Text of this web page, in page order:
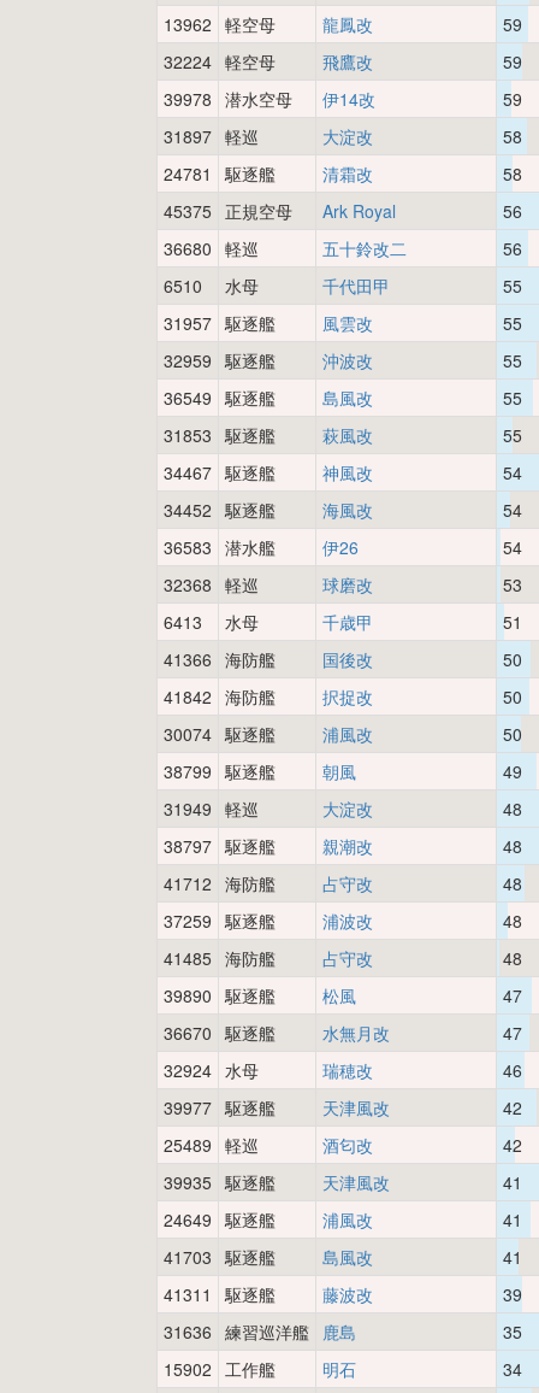
13962 軽空母 龍鳳改
59
32224 軽空母 飛鷹改
59
39978 潜水空母 伊14改
59
31897 軽巡 大淀改
58
24781
駆逐艦 清霜改
58
45375
正規空母 Ark Royal
56
36680 軽巡 五十鈴改二
56
6510
水母 千代田甲
55
31957 駆逐艦 風雲改
55
32959 駆逐艦 沖波改
55
36549 駆逐艦 島風改
55
31853 駆逐艦 萩風改
55
34467 駆逐艦 神風改
54
34452 駆逐艦 海風改
54
36583 潜水艦 伊26
54
32368 軽巡 球磨改
53
6413
水母 千歳甲
51
41366 海防艦 国後改
50
41842 海防艦 択捉改
50
30074 駆逐艦 浦風改
50
38799 駆逐艦 朝風
49
31949 軽巡 大淀改
48
38797 駆逐艦 親潮改
48
41712 海防艦 占守改
48
37259 駆逐艦 浦波改
48
41485 海防艦 占守改
48
39890 駆逐艦 松風
47
36670 駆逐艦 水無月改
47
32924 水母 瑞穂改
46
39977 駆逐艦 天津風改
42
25489 軽巡 酒匂改
42
39935 駆逐艦 天津風改
41
24649 駆逐艦 浦風改
41
41703 駆逐艦 島風改
41
41311
駆逐艦 藤波改
39
31636 練習巡洋艦 鹿島
35
15902 工作艦 明石
34